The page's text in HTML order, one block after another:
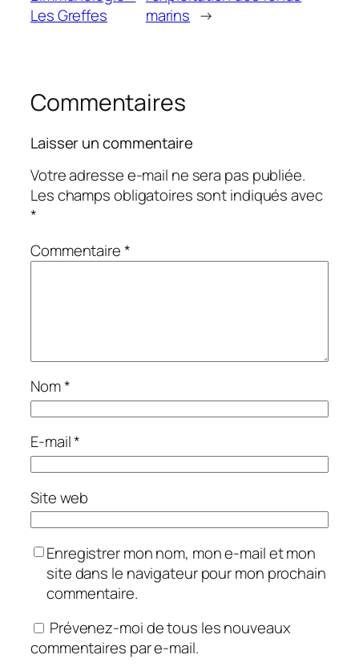
Les Greffes
marins →
Commentaires
Laisser un commentaire
Votre adresse e-mail ne sera pas publiée.
Les champs obligatoires sont indiqués avec
*
Commentaire*
Nom*
E-mail*
Site web
Enregistrer mon nom, mon e-mail et mon
site dans le navigateur pour mon prochain
commentaire.
Prévenez-moi de tous les nouveaux
commentaires par e-mail.